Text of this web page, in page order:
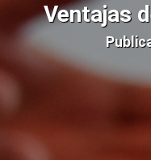
Ventajas